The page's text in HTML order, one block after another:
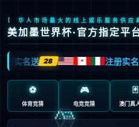
首页 包含"双人"标签的文